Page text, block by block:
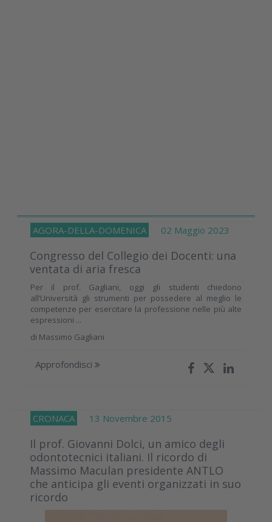
AGORA-DELLA-DOMENICA 02 Maggio 2023
Congresso del Collegio dei Docenti: una
ventata di aria fresca
Per il prof. Gagliani, oggi gli studenti chiedono
all’Università gli strumenti per possedere al meglio le
competenze per esercitare la professione nelle più alte
espressioni ...
di Massimo Gagliani
Approfondisci
CRONACA 13 Novembre 2015
Il prof. Giovanni Dolci, un amico degli
odontotecnici italiani. Il ricordo di
Massimo Maculan presidente ANTLO
che anticipa gli eventi organizzati in suo
ricordo